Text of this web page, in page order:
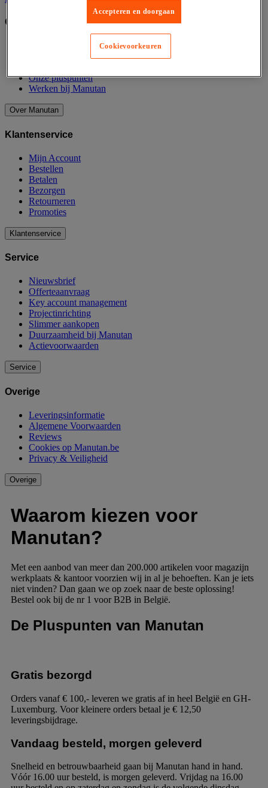
Over Manutan
Onze pluspunten
Werken bij Manutan
Over Manutan
Klantenservice
Mijn Account
Bestellen
Betalen
Bezorgen
Retourneren
Promoties
Klantenservice
Service
Nieuwsbrief
Offerteaanvraag
Key account management
Projectinrichting
Slimmer aankopen
Duurzaamheid bij Manutan
Actievoorwaarden
Service
Overige
Leveringsinformatie
Algemene Voorwaarden
Reviews
Cookies op Manutan.be
Privacy & Veiligheid
Overige
Waarom kiezen voor
Manutan?
Met een aanbod van meer dan 200.000 artikelen voor magazijn
werkplaats & kantoor voorzien wij in al je behoeften. Kan je iets
niet vinden? Dan gaan we op zoek naar de beste oplossing!
Bestel ook bij de nr 1 voor B2B in België.
De Pluspunten van Manutan
Gratis bezorgd
Orders vanaf € 100,- leveren we gratis af in heel België en GH-
Luxemburg. Voor kleinere orders betaal je € 12,50
leveringsbijdrage.
Vandaag besteld, morgen geleverd
Snelheid en betrouwbaarheid gaan bij Manutan hand in hand.
Vóór 16.00 uur besteld, is morgen geleverd. Vrijdag na 16.00
Accepteren en doorgaan
Cookievoorkeuren